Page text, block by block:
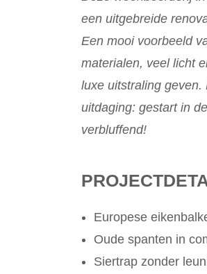
een uitgebreide
Een mooi voorbeeld
materialen, veel licht
luxe uitstraling
uitdaging: gestart in
verbluffend!
Europese
Oude spanten in
Siertrap zonder